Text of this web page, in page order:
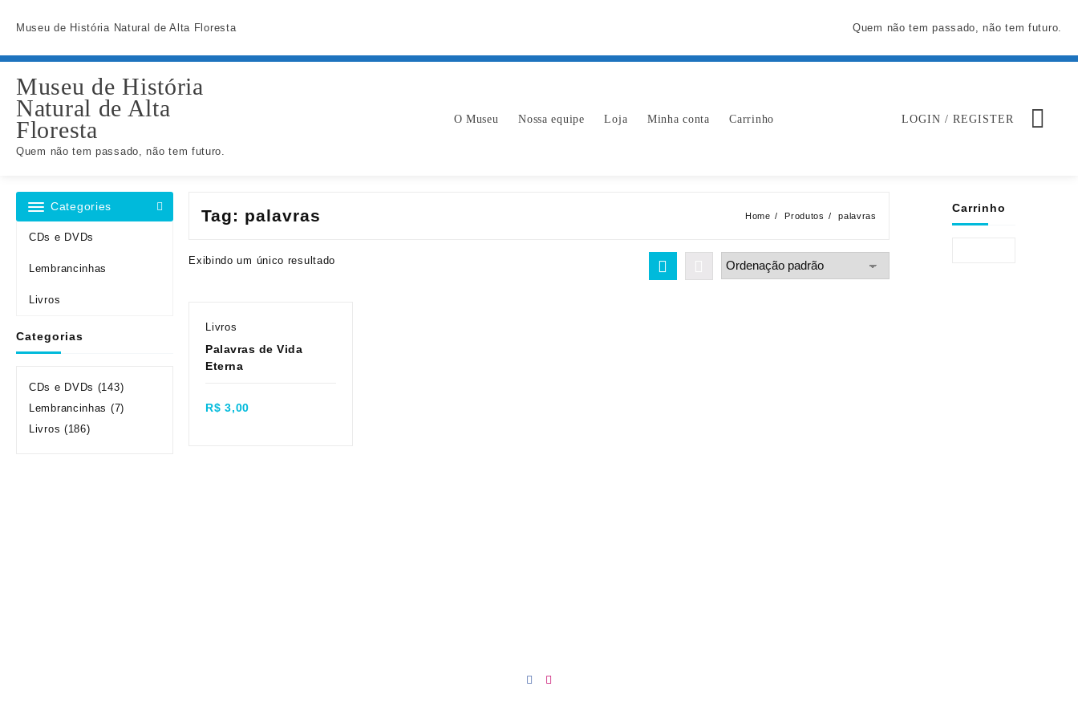
Museu de História Natural de Alta Floresta Quem não tem passado, não tem futuro.
Museu de História
Natural de Alta
Floresta
Quem não tem passado, não tem futuro.
O Museu Nossa equipe Loja Minha conta Carrinho LOGIN / REGISTER
Categories
CDs e DVDs
Lembrancinhas
Livros
Categorias
CDs e DVDs (143)
Lembrancinhas (7)
Livros (186)
Tag: palavras Home Produtos palavras
Exibindo um único resultado
Livros
Palavras de Vida
Eterna
R$ 3,00
Carrinho